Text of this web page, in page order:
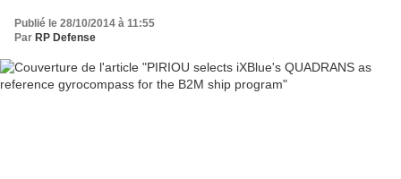
Publié le 28/10/2014 à 11:55
Par RP Defense